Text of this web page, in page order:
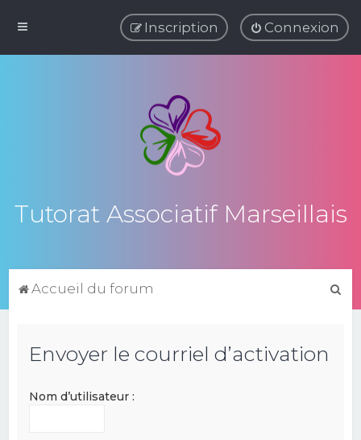
Connexion
Inscription
Tutorat Associatif Marseillais
Accueil du forum
Envoyer le courriel d’activation
Nom d’utilisateur :